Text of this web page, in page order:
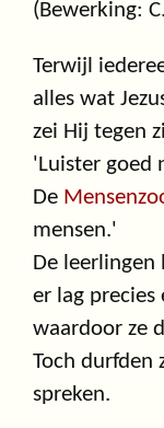
(Bewerking:
Terwijl
alles wat
zei Hij tegen
'Luister goed
De
mensen.'
De
er lag precies
waardoor ze
Toch durfden
spreken.